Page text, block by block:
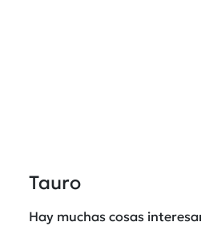
Tauro
Hay muchas cosas